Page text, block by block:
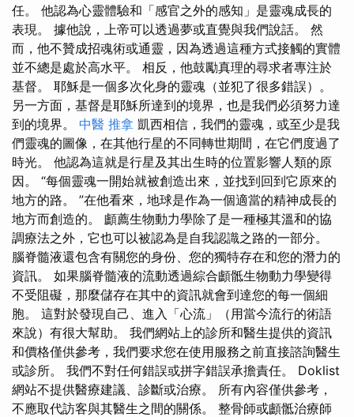
任。 他認為心靈體驗和「感官之外的感知」是靈魂成長的
表現。 據他說，上帝可以透過夢或直覺與我們說話。 然
而，他不贊成招魂術或通靈，因為透過這種方式接觸的實體
並不總是處於高水平。 相反，他鼓勵真理的尋求者專注於
基督。 耶穌是一個多次化身的靈魂（並犯了很多錯誤）。
另一方面，基督是耶穌所達到的境界，也是我們必須努力達
到的境界。 中醫 推拿 凱西相信，我們的靈魂，或至少是我
們靈魂的圖像，在其他行星的不同轉世期間，在它們度過了
時光。 他認為這就是行星及其出生時的位置影響人類的原
因。 “每個靈魂一開始就被創造出來，並找到回到它原來的
地方的路。 ”在他看來，地球是作為一個適當的精神成長的
地方而創造的。 顱薦生物動力學除了是一種極其溫和的協
調療法之外，它也可以被認為是自我認識之路的一部分。
腦脊髓液還包含有關您的身份、您的獨特存在和您的潛力的
資訊。 如果腦脊髓液的流動透過綜合顱骶生物動力學變得
不受阻礙，那麼儲存在其中的資訊就會到達您的每一個細
胞。 這對於發現自己、進入「心流」（用當今流行的術語
來說）有很大幫助。 我們網站上的診所和醫生提供的資訊
和價格僅供參考，我們要求您在使用服務之前直接諮詢醫生
或診所。 我們不對任何錯誤或拼字錯誤承擔責任。 Doklist
網站不提供醫療建議、診斷或治療。 所有內容僅供參考，
不應取代訪客與其醫生之間的關係。 整骨師或顱骶治療師